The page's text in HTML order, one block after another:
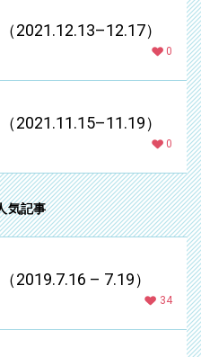
2021.12.13–12.17）
0
2021.11.15–11.19）
0
気記事
2019.7.16 – 7.19）
34